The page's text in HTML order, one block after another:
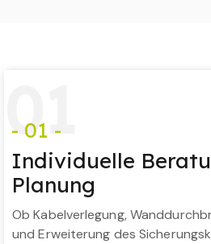
01
- 01 -
Individuelle
Planung
Ob Kabelverlegung,
und Erweiterung des